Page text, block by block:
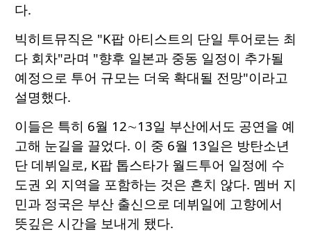
다.
빅히트뮤직은 "K팝 아티스트의 단일 투어로는 최
다 회차"라며 "향후 일본과 중동 일정이 추가될
예정으로 투어 규모는 더욱 확대될 전망"이라고
설명했다.
이들은 특히 6월 12∼13일 부산에서도 공연을 예
고해 눈길을 끌었다. 이 중 6월 13일은 방탄소년
단 데뷔일로, K팝 톱스타가 월드투어 일정에 수
도권 외 지역을 포함하는 것은 흔치 않다. 멤버 지
민과 정국은 부산 출신으로 데뷔일에 고향에서
뜻깊은 시간을 보내게 됐다.